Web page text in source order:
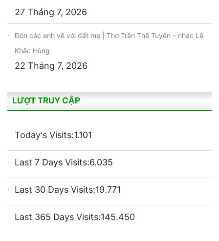
27 Tháng 7, 2026
Đón các anh về với đất mẹ | Thơ Trần Thế Tuyển – nhạc Lê
Khắc Hùng
22 Tháng 7, 2026
LƯỢT TRUY CẬP
Today's Visits:1.101
Last 7 Days Visits:6.035
Last 30 Days Visits:19.771
Last 365 Days Visits:145.450